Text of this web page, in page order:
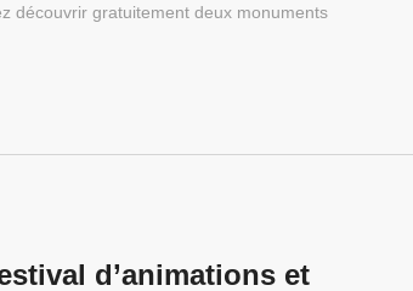
découvrir gratuitement deux monuments
d’animations et